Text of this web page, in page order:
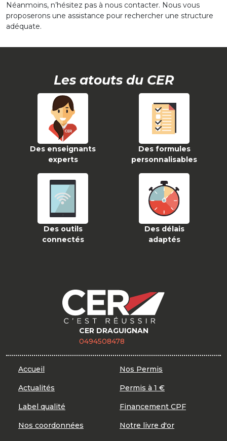
Néanmoins, n’hésitez pas à nous contacter. Nous vous
proposerons une assistance pour rechercher une structure
adéquate.
Les atouts du CER
Des enseignants
experts
Des formules
personnalisables
Des outils
connectés
Des délais
adaptés
CER DRAGUIGNAN
0494508478
Accueil Nos Permis
Actualités Permis à 1 €
Label qualité Financement CPF
Nos coordonnées Notre livre d'or